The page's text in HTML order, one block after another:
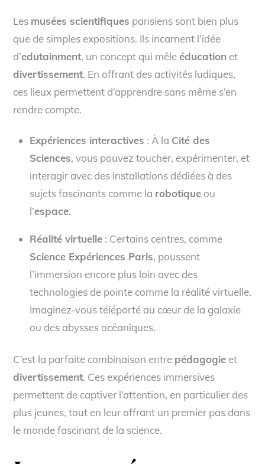
Les musées scientifiques parisiens sont bien plus
que de simples expositions. Ils incarnent l’idée
d’edutainment, un concept qui mêleéducation et
divertissement. En offrant des activités ludiques,
ces lieux permettent d’apprendre sans même s’en
rendre compte.
Expériences interactives : À la Cité des
Sciences, vous pouvez toucher, expérimenter, et
interagir avec des installations dédiées à des
sujets fascinants comme la robotiqueou
l’espace.
Réalité virtuelle: Certains centres, comme
Science Expériences Paris, poussent
l’immersion encore plus loin avec des
technologies de pointe comme la réalité virtuelle.
Imaginez-vous téléporté au cœur de la galaxie
ou des abysses océaniques.
C’est la parfaite combinaison entre pédagogie et
divertissement. Ces expériences immersives
permettent de captiver l’attention, en particulier des
plus jeunes, tout en leur offrant un premier pas dans
le monde fascinant de la science.